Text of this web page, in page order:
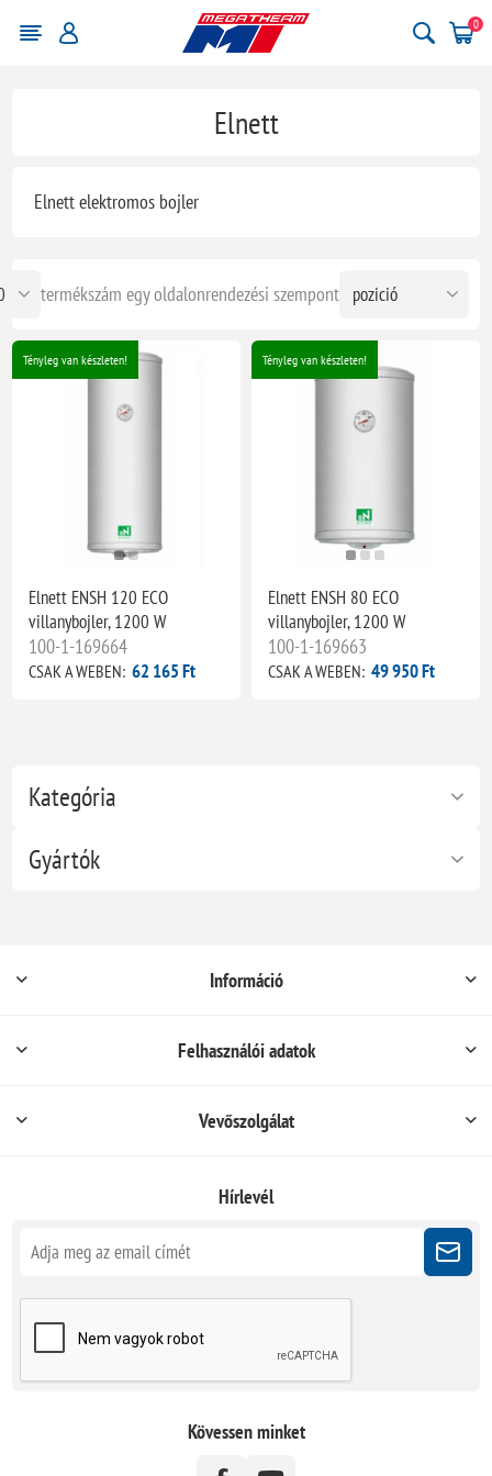
0
Kategória
Gyártók
Elnett
Elnett elektromos bojler
rendezési szempont
termékszám egy oldalon
Tényleg van készleten!
Elnett ENSH 120 ECO
villanybojler, 1200 W
100-1-169664
CSAK A WEBEN: 62 165 Ft
Tényleg van készleten!
Elnett ENSH 80 ECO
villanybojler, 1200 W
100-1-169663
CSAK A WEBEN: 49 950 Ft
Információ
Felhasználói adatok
Vevőszolgálat
Hírlevél
Kövessen minket